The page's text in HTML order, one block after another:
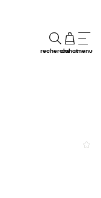
rechercheachatmenu